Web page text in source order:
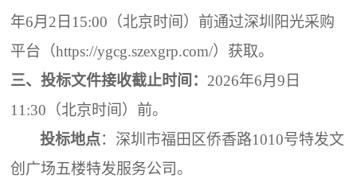
年6月 2 日 1 5:00 （北京时间 ） 前通过深圳阳光采购
平台（https://ygcg.szexgrp.com/）获取。
三、投标文件接收截止时间： 2026年6月9 日
11 :30 （北京时间 ） 前。
投标地点： 深圳市福田区侨香路1010号特发文
创广场五楼特发服务公司。